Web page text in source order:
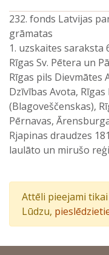
232. fonds Latvijas
grāmatas
1. uzskaites saraksta
Rīgas Sv. Pētera un
Rīgas pils Dievmātes
Dzīvības Avota,
(Blagoveščenskas),
Pērnavas,
Rjapinas draudzes
laulāto un mirušo
Attēli pieejami
Lūdzu,